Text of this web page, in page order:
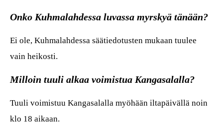
Onko Kuhmalahdessa luvassa myrskyä tänään?
Ei ole, Kuhmalahdessa säätiedotusten mukaan tuulee
vain heikosti.
Milloin tuuli alkaa voimistua Kangasalalla?
Tuuli voimistuu Kangasalalla myöhään iltapäivällä noin
klo 18 aikaan.